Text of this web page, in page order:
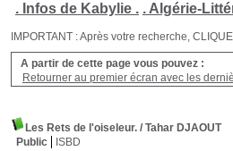
. Infos de Kabylie . . Algérie-
IMPORTANT : Après votre recherche,
A partir de cette page vous pouvez :
Retourner au premier écran avec les
Les Rets de l'oiseleur. / Tahar DJAOUT
Public
ISBD